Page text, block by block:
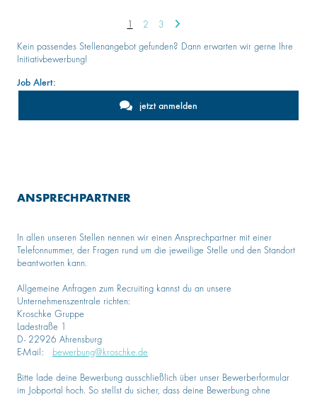
1 2 3
Kein passendes Stellenangebot gefunden? Dann erwarten wir gerne Ihre
Initiativbewerbung!
Job Alert:
jetzt anmelden
ANSPRECHPARTNER
In allen unseren Stellen nennen wir einen Ansprechpartner mit einer
Telefonnummer, der Fragen rund um die jeweilige Stelle und den Standort
beantworten kann.
Allgemeine Anfragen zum Recruiting kannst du an unsere
Unternehmenszentrale richten:
Kroschke Gruppe
Ladestraße 1
D- 22926 Ahrensburg
E-Mail: bewerbung@kroschke.de
Bitte lade deine Bewerbung ausschließlich über unser Bewerberformular
im Jobportal hoch. So stellst du sicher, dass deine Bewerbung ohne